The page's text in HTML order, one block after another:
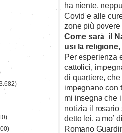
ha niente,
Covid e alle
zone più
Come sarà il
usi la
Per esperienza
cattolici,
di quartiere,
impegnano con
mi insegna che
notizia il rosario
detto lei, a mo’
Romano